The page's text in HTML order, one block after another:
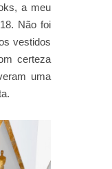
a meu
Não foi
vestidos
certeza
uma